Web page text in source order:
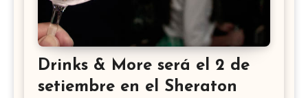
Drinks & More será el 2 de
setiembre en el Sheraton